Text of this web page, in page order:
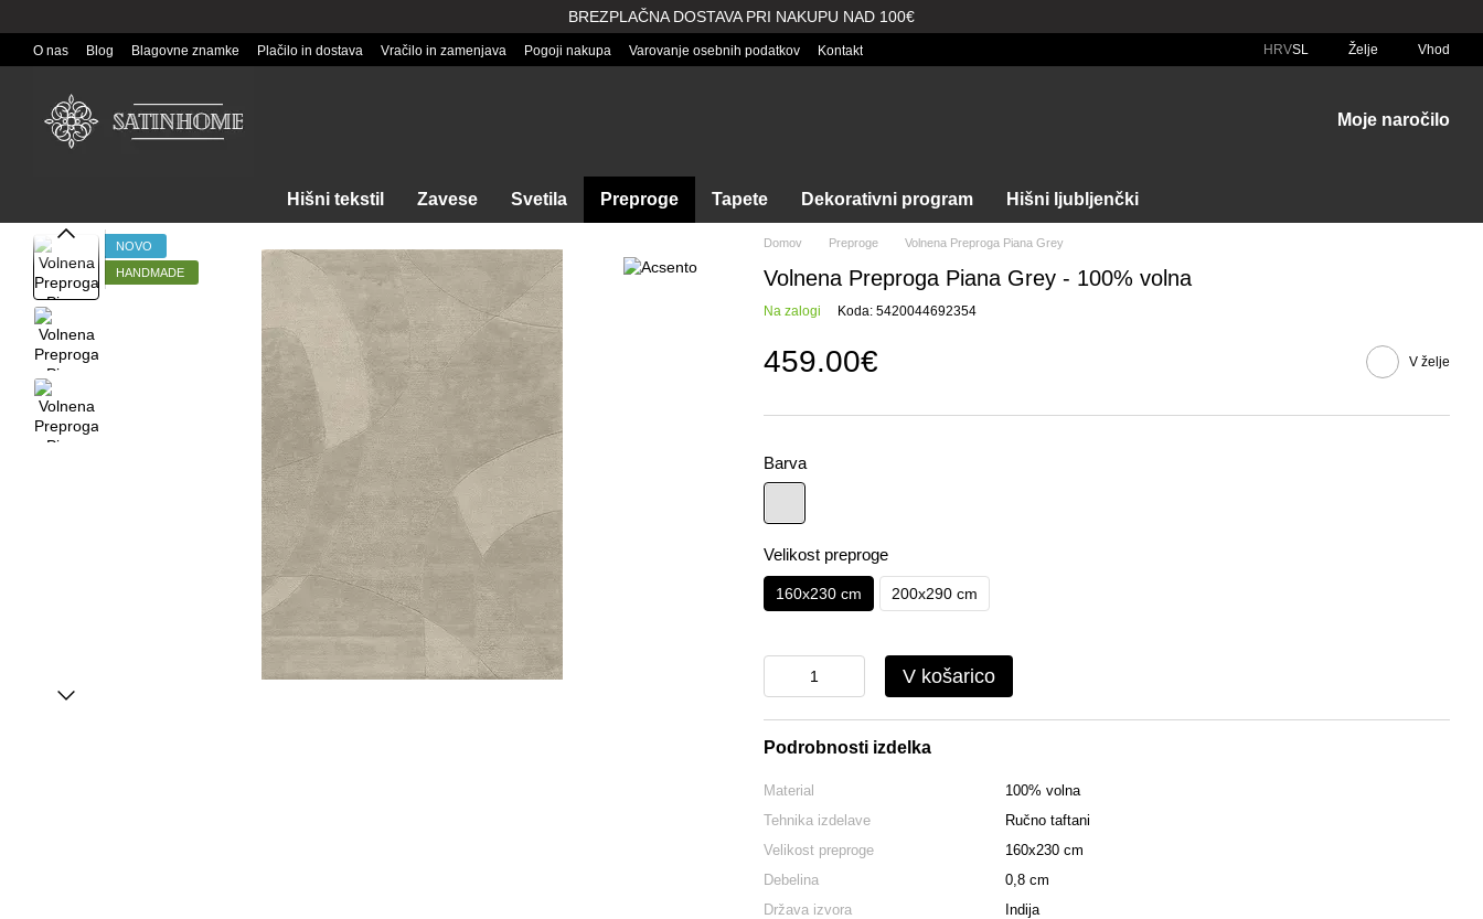
BREZPLAČNA DOSTAVA PRI NAKUPU NAD 100€
O nas Blog Blagovne znamke Plačilo in dostava Vračilo in zamenjava Pogoji nakupa Varovanje osebnih podatkov Kontakt HRVSL Želje Vhod
Moje naročilo
Hišni tekstil Zavese Svetila Preproge Tapete Dekorativni program Hišni ljubljenčki
NOVO
HANDMADE
Domov Preproge Volnena Preproga Piana Grey
Volnena Preproga Piana Grey - 100% volna
Na zalogi Koda: 5420044692354
459.00€ V želje
Barva
Velikost preproge
160x230 cm 200x290 cm
V košarico
Podrobnosti izdelka
Material
100% volna
Tehnika izdelave
Ručno taftani
Velikost preproge
160x230 cm
Debelina
0,8 cm
Država izvora
Indija